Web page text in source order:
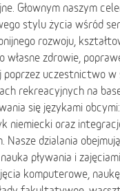
Głownym naszym
stylu życia wśród
rozwoju,
własne zdrowie,
poprzez uczestnictwo
rekreacyjnych na
się językami
niemiecki oraz
Nasze dzialania
pływania i zajęciami
komputerowe,